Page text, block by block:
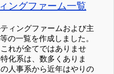
ングファーム一覧
ィングファームおよび主
の一覧を作成しました。
れが全てではありませ
化系は、数多くありま
人事系から近年はやりの